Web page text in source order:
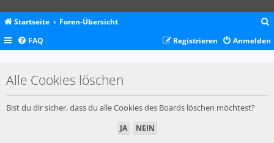
Startseite Foren-Übersicht
c
FAQ Anmelden
Registrieren
Alle Cookies löschen
Bist du dir sicher, dass du alle Cookies des Boards löschen möchtest?